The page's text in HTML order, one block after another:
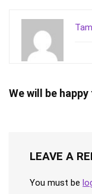
We will be
LEAVE A
You must be